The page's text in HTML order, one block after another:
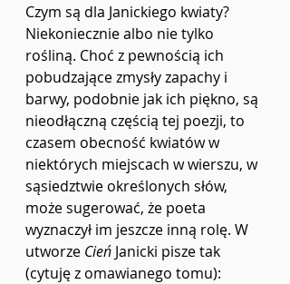
Czym są dla Janickiego kwiaty?
Niekoniecznie albo nie tylko
rośliną. Choć z pewnością ich
pobudzające zmysły zapachy i
barwy, podobnie jak ich piękno, są
nieodłączną częścią tej poezji, to
czasem obecność kwiatów w
niektórych miejscach w wierszu, w
sąsiedztwie określonych słów,
może sugerować, że poeta
wyznaczył im jeszcze inną rolę. W
utworze Cień Janicki pisze tak
(cytuję z omawianego tomu):